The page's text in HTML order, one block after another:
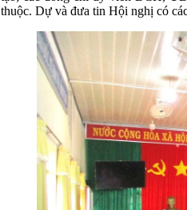
thuộc. Dự và đưa tin Hội nghị có